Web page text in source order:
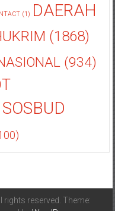
(1) DAERAH
(1868)
(934)
SOSBUD
rights reserved. Theme: